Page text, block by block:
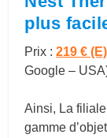
plus
Prix :219 €
Google –
Ainsi, La
gamme